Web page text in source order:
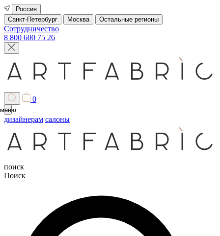
Россия
Санкт-Петербург
Москва Остальные регионы
Сотрудничество
8 800 600 75 26
0
меню
дизайнерам салоны
поиск
Поиск